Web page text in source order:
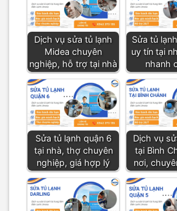
Dịch vụ sửa tủ lạnh
Midea chuyên
nghiệp, hỗ trợ tại nhà
Sửa tủ
uy tín tại
nhanh
Sửa tủ lạnh quận 6
tại nhà, thợ chuyên
nghiệp, giá hợp lý
Dịch vụ
tại Bình
nơi,